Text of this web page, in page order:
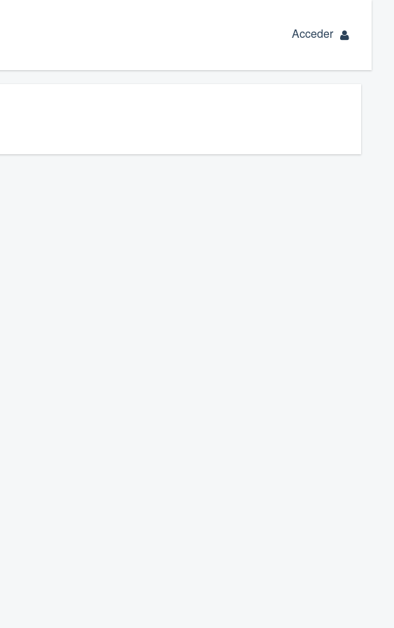
Acceder